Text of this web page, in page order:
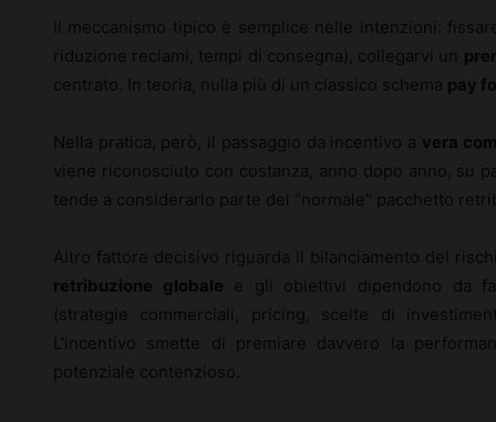
Il meccanismo tipico è semplice nelle intenzioni:
riduzione reclami, tempi di consegna), collegarvi un
centrato. In teoria, nulla più di un classico schema pay
Nella pratica, però, il passaggio da incentivo a vera
viene riconosciuto con costanza, anno dopo anno, su
tende a considerarlo parte del “normale” pacchetto
Altro fattore decisivo riguarda il bilanciamento del
retribuzione globale e gli obiettivi dipendono da
(strategie commerciali, pricing, scelte di
L’incentivo smette di premiare davvero la
potenziale contenzioso.